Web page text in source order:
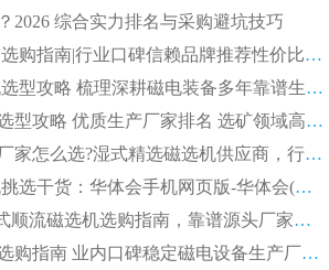
2026 综合实力排名与采购避坑技巧
2026 磁选机正规厂家排名选购指南|行业口碑信赖品牌推荐性价比高靠谱磁电企业
2026 矿山干式立式磁选机选型攻略 梳理深耕磁电装备多年靠谱生产厂商
2026干湿永磁矿山磁选机选型攻略 优质生产厂家排名 选矿领域高口碑品牌推荐指南
2026低耗湿式精​选磁选机厂家怎么选?湿式精选磁选机供应商，行业认可度较高生产厂家华体会手机网页版-华体会(中国) 全面解析
2026 选矿永磁筒式磁选机挑选干货：华体会手机网页版-华体会(中国) 源头厂，绿色高效实力出众
2026 高分选塑料 CTN 湿式顺流磁选机选购指南，靠谱源头厂家华体会手机网页版-华体会(中国) 详解
全磁高吸附深度永磁滚筒选购指南 业内口碑稳定磁电设备生产厂家详细推荐